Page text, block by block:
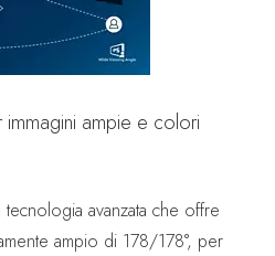
immagini ampie e colori
tecnologia avanzata che offre
ampio di 178/178°, per